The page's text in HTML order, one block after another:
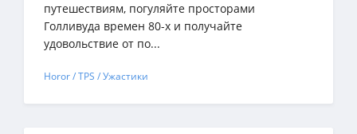
путешествиям, погуляйте просторами
Голливуда времен 80-х и получайте
удовольствие от по...
Horor / TPS / Ужастики